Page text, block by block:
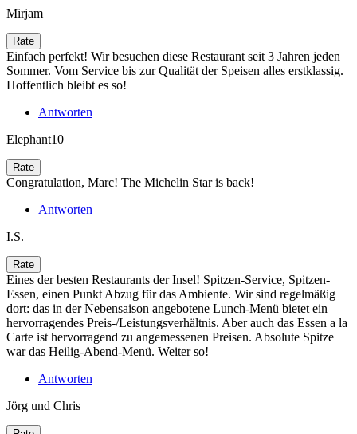
Mirjam
Einfach perfekt! Wir besuchen diese Restaurant seit 3 Jahren jeden
Sommer. Vom Service bis zur Qualität der Speisen alles erstklassig.
Hoffentlich bleibt es so!
Antworten
Elephant10
Congratulation, Marc! The Michelin Star is back!
Antworten
I.S.
Eines der besten Restaurants der Insel! Spitzen-Service, Spitzen-
Essen, einen Punkt Abzug für das Ambiente. Wir sind regelmäßig
dort: das in der Nebensaison angebotene Lunch-Menü bietet ein
hervorragendes Preis-/Leistungsverhältnis. Aber auch das Essen a la
Carte ist hervorragend zu angemessenen Preisen. Absolute Spitze
war das Heilig-Abend-Menü. Weiter so!
Antworten
Jörg und Chris